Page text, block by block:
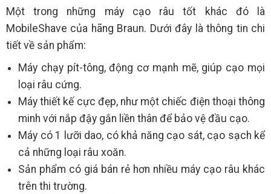
Một trong những máy cạo râu tốt khác đó là
MobileShave của hãng Braun. Dưới đây là thông tin chi
tiết về sản phẩm:
Máy chạy pít-tông, động cơ mạnh mẽ, giúp cạo mọi
loại râu cứng.
Máy thiết kế cực đẹp, như một chiếc điện thoại thông
minh với nắp đậy gắn liền thân để bảo vệ đầu cạo.
Máy có 1 lưỡi dao, có khả năng cạo sát, cạo sạch kể
cả những loại râu xoăn.
Sản phẩm có giá bán rẻ hơn nhiều máy cạo râu khác
trên thi trường.